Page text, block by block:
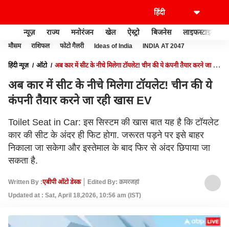
न्यूज़ राज्य मनोरंजन खेल ऐस्ट्रो बिजनेस लाइफस्टाइल
मौसम राशिफल फोटो गैलरी Ideas of India INDIA AT 2047
हिंदी न्यूज़ ऑटो
अब कार में सीट के नीचे मिलेगा टॉयलेट! चीन की ये कंपनी तैयार करने जा रही
अब कार में सीट के नीचे मिलेगा टॉयलेट! चीन की ये
कंपनी तैयार करने जा रही खास EV
Toilet Seat in Car: इस सिस्टम की खास बात यह है कि टॉयलेट
कार की सीट के अंदर ही फिट होगा. जरूरत पड़ने पर इसे बाहर
निकाला जा सकेगा और इस्तेमाल के बाद फिर से अंदर छिपाया जा
सकता है.
Written By :एबीपी ऑटो डेस्क
Edited By: क़मरजहां
Updated at : Sat, April 18,2026, 10:56 am (IST)